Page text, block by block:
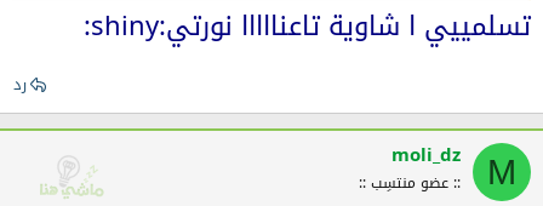
تسلمييي ا شاوية تاعنااااا نورتي:shiny:
رد
M
moli_dz
:: عضو منتسِب ::